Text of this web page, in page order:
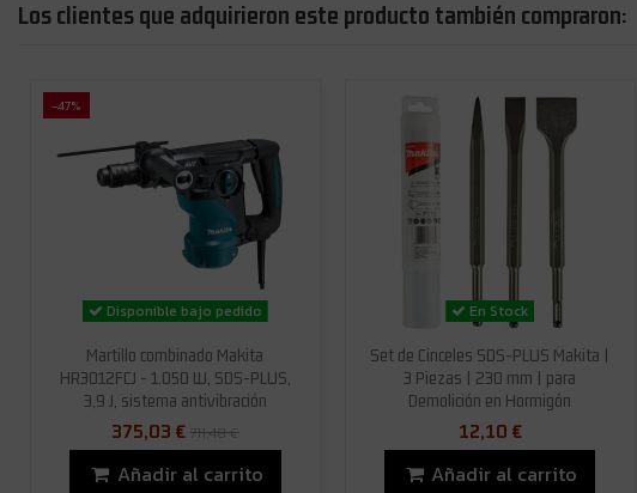
Los clientes que adquirieron este producto también compraron:
-47%
Disponible bajo pedido
Martillo combinado Makita
HR3012FCJ - 1.050 W, SDS-PLUS,
3,9 J, sistema antivibración
375,03 € 711,48 €
Añadir al carrito
En Stock
Set de Cinceles SDS-PLUS Makita |
3 Piezas | 230 mm | para
Demolición en Hormigón
12,10 €
Añadir al carrito